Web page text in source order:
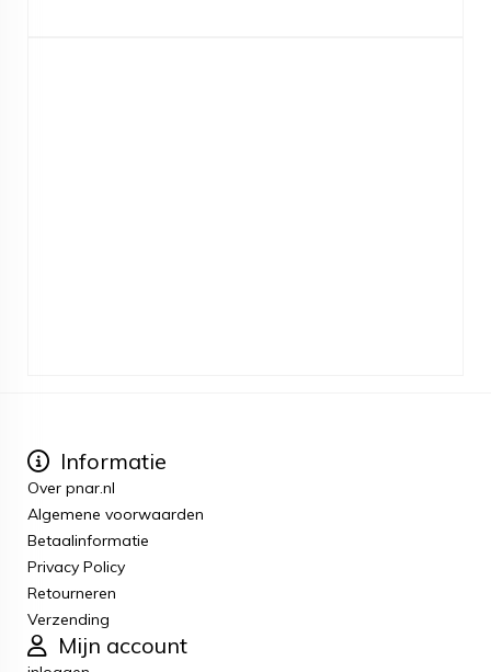
Informatie
Over pnar.nl
Algemene voorwaarden
Betaalinformatie
Privacy Policy
Retourneren
Verzending
Mijn account